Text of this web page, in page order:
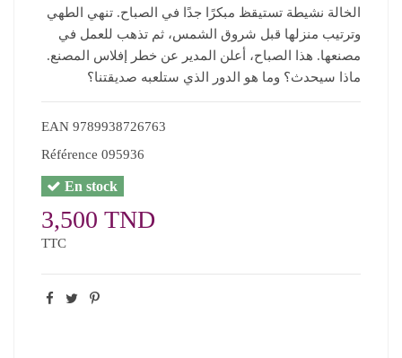
الخالة نشيطة تستيقظ مبكرًا جدًا في الصباح. تنهي الطهي
وترتيب منزلها قبل شروق الشمس، ثم تذهب للعمل في
مصنعها. هذا الصباح، أعلن المدير عن خطر إفلاس المصنع.
ماذا سيحدث؟ وما هو الدور الذي ستلعبه صديقتنا؟
EAN 9789938726763
Référence 095936
En stock
3,500 TND
TTC